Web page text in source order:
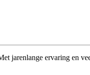
jarenlange ervaring en